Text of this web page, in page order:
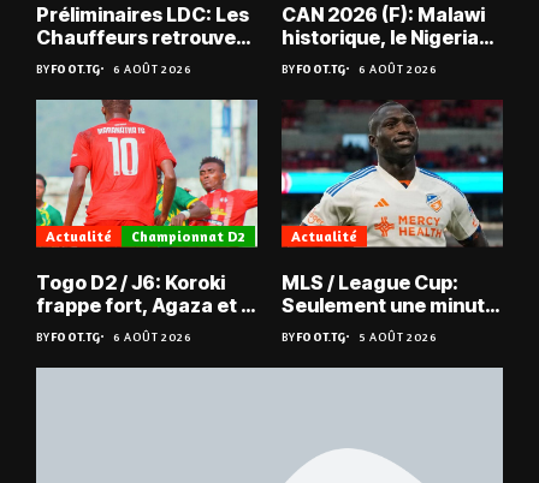
Préliminaires LDC: Les
Chauffeurs retrouvent
les Mimos
BYFOOT.TG 6 AOÛT 2026
CAN 2026 (F): Malawi
historique, le Nigeria
sauvé, la Zambie
éliminée
BYFOOT.TG 6 AOÛT 2026
Actualité Championnat D2
Togo D2 / J6: Koroki
frappe fort, Agaza et la
JCA assurent,
suspense avant Sara
FC – Doumbé FC
BYFOOT.TG 6 AOÛT 2026
Actualité
MLS / League Cup:
Seulement une minute
de jeu pour Kévin
Denkey
BYFOOT.TG 5 AOÛT 2026